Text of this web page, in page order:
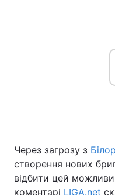
Україна
Економіка
Через загрозу з
створення нових
відбити цей
коментарі LIGA.net